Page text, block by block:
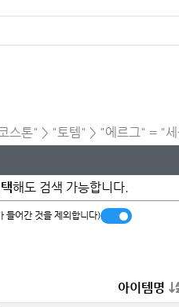
스톤" > "토템" > "에르그" = "
해도 검색 가능합니다.
들어간 것을 제외합니다)
아이템명